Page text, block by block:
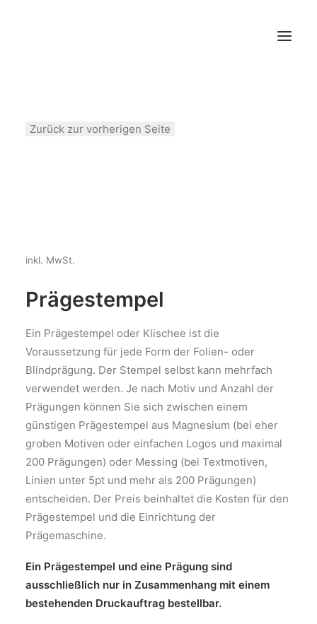
Shop
Zurück zur vorherigen Seite
inkl. MwSt.
Prägestempel
Ein Prägestempel oder Klischee ist die
Voraussetzung für jede Form der Folien- oder
Blindprägung. Der Stempel selbst kann mehrfach
verwendet werden. Je nach Motiv und Anzahl der
Prägungen können Sie sich zwischen einem
günstigen Prägestempel aus Magnesium (bei eher
groben Motiven oder einfachen Logos und maximal
200 Prägungen) oder Messing (bei Textmotiven,
Linien unter 5pt und mehr als 200 Prägungen)
entscheiden. Der Preis beinhaltet die Kosten für den
Prägestempel und die Einrichtung der
Prägemaschine.
Ein Prägestempel und eine Prägung sind
ausschließlich nur in Zusammenhang mit einem
bestehenden Druckauftrag bestellbar.